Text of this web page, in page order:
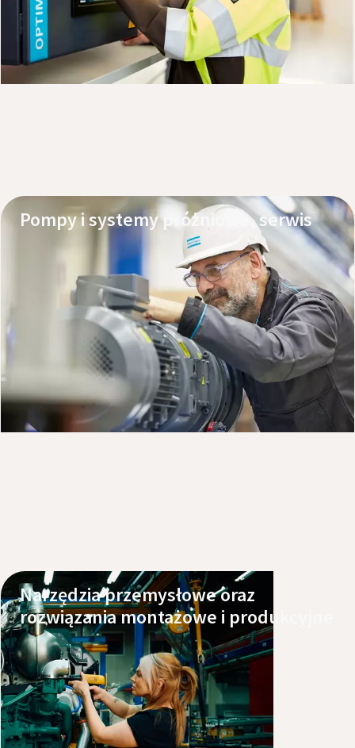
Poznaj nasze produkty
Zamów serwis lub wsparcie
Pompy i systemy próżniowe, serwis
Poznaj nasze produkty
Zamów serwis
Narzędzia przemysłowe oraz
rozwiązania montażowe i produkcyjne